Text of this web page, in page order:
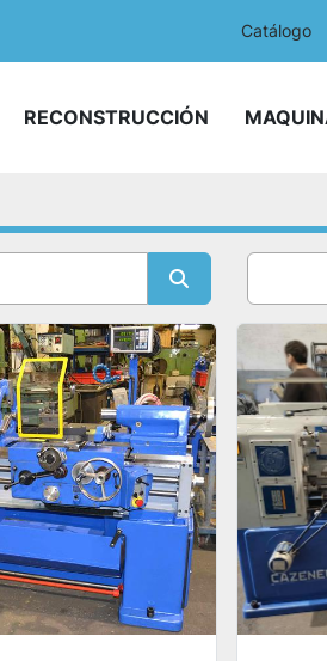
Catálogo
RECONSTRUCCIÓN